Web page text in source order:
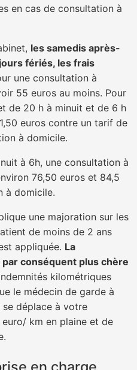
en cas de consultation à
les samedis après-
fériés, les frais
une consultation à
55 euros au moins. Pour
de 20 h à minuit et de 6 h
euros contre un tarif de
à domicile.
à 6h, une consultation à
76,50 euros et 84,5
à domicile.
une majoration sur les
de moins de 2 ans
appliquée. La
conséquent plus chère
kilométriques
le médecin de garde à
déplace à votre
km en plaine et de